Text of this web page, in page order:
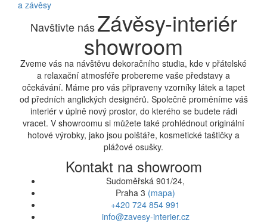
Navštivte nás Závěsy-interiér
showroom
Zveme vás na návštěvu dekoračního studia, kde v přátelské
a relaxační atmosféře probereme vaše představy a
očekávání. Máme pro vás připraveny vzorníky látek a tapet
od předních anglických designérů. Společně proměníme váš
interiér v úplně nový prostor, do kterého se budete rádi
vracet. V showroomu si můžete také prohlédnout originální
hotové výrobky, jako jsou polštáře, kosmetické taštičky a
plážové osušky.
Kontakt na showroom
Sudoměřská 901/24,
Praha 3 (mapa)
+420 724 854 991
info@zavesy-interier.cz